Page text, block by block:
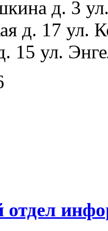
д. 3
д. 17 ул.
15 ул.
отдел